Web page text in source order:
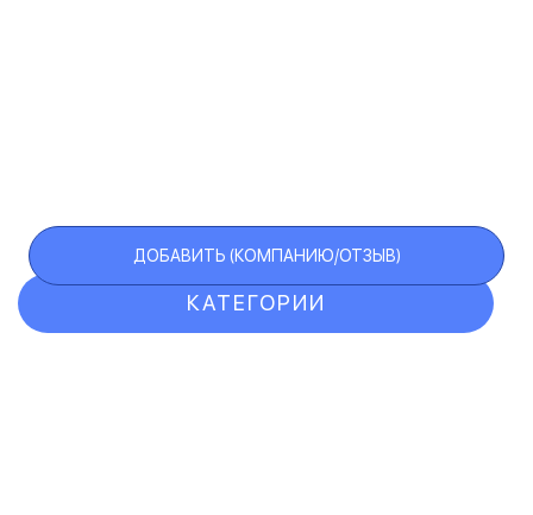
КАТЕГОРИИ
ДОБАВИТЬ (КОМПАНИЮ/ОТЗЫВ)